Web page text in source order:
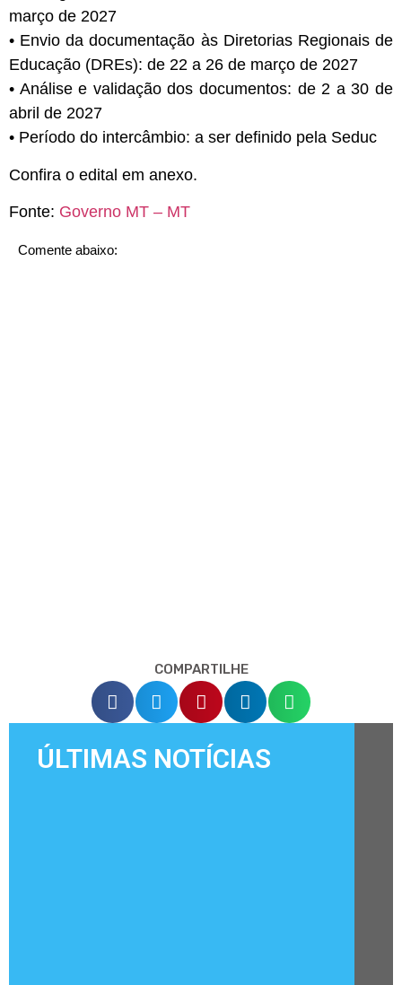
março de 2027
• Envio da documentação às Diretorias Regionais de
Educação (DREs): de 22 a 26 de março de 2027
• Análise e validação dos documentos: de 2 a 30 de
abril de 2027
• Período do intercâmbio: a ser definido pela Seduc
Confira o edital em anexo.
Fonte: Governo MT – MT
Comente abaixo:
COMPARTILHE
ÚLTIMAS NOTÍCIAS